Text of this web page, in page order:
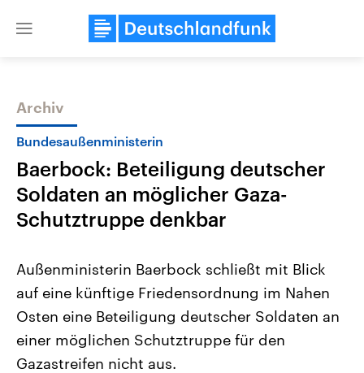
Close
Themen
Aktuelle Beiträge, Analysen und
Hintergründe
Wirtschaftlich und militärisch
gehören die Vereinigten Staaten zu
den mächtigsten Ländern der Erde,
mit großem Einfluss auf das
Aktuelle Lage und
Der Überfall der
Terrororganisation Hamas
Oktober 2023 auf Israel
Region wieder die Gewalt
Archiv
Bundesaußenministerin
Baerbock: Beteiligung deutscher
Soldaten an möglicher Gaza-
Schutztruppe denkbar
Außenministerin Baerbock schließt mit Blick
auf eine künftige Friedensordnung im Nahen
Osten eine Beteiligung deutscher Soldaten an
einer möglichen Schutztruppe für den
Gazastreifen nicht aus.